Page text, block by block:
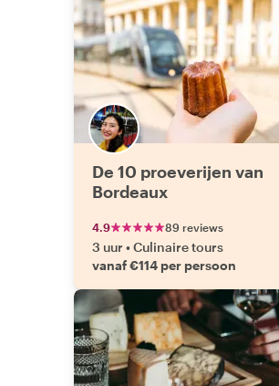
De 10 proeverijen van
Bordeaux
4.9 89 reviews
3 uur •Culinaire tours
vanaf €114 per persoon